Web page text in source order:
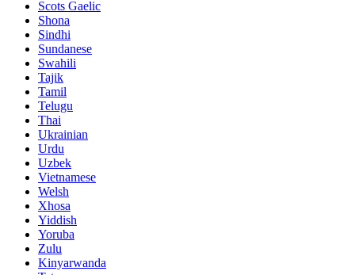
Scots Gaelic
Shona
Sindhi
Sundanese
Swahili
Tajik
Tamil
Telugu
Thai
Ukrainian
Urdu
Uzbek
Vietnamese
Welsh
Xhosa
Yiddish
Yoruba
Zulu
Kinyarwanda